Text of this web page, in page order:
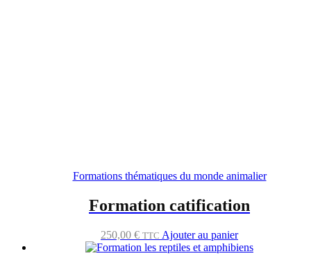
Formations thématiques du monde animalier
Formation catification
250,00 € TTC Ajouter au panier